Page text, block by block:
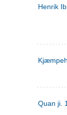
Henrik
Quan ji.